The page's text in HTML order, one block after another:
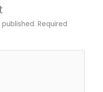
Required